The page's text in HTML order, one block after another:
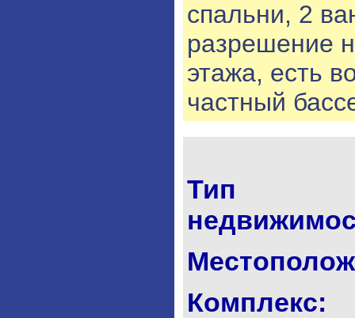
спальни, 2
разрешение
этажа, есть
частный
Тип
Комплекс: